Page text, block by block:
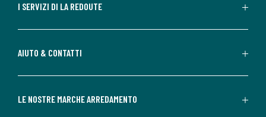
I SERVIZI DI LA REDOUTE
AIUTO & CONTATTI
LE NOSTRE MARCHE ARREDAMENTO